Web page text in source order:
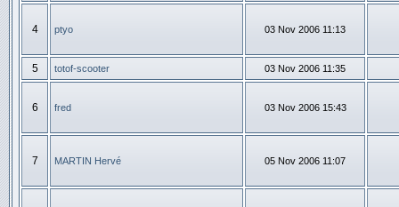
4 ptyo 03 Nov 2006 11:13
5 totof-scooter 03 Nov 2006 11:35
6 fred 03 Nov 2006 15:43
7 MARTIN Hervé 05 Nov 2006 11:07